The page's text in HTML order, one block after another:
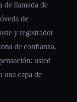
de llamada de
de
y registrador
de confianza.
usted
una capa de